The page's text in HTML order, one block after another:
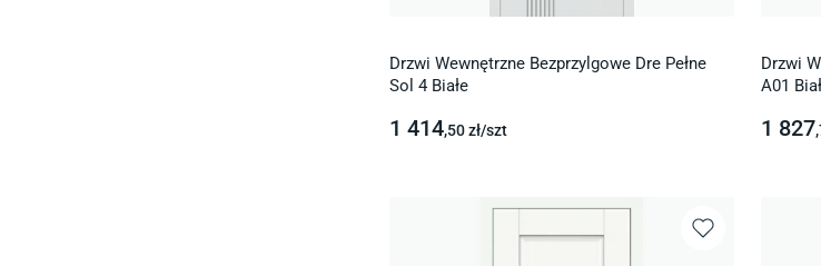
Drzwi Wewnętrzne Bezprzylgowe Dre Pełne
Sol 4 Białe
1 414,50zł/szt
Drzwi
A01
1 827